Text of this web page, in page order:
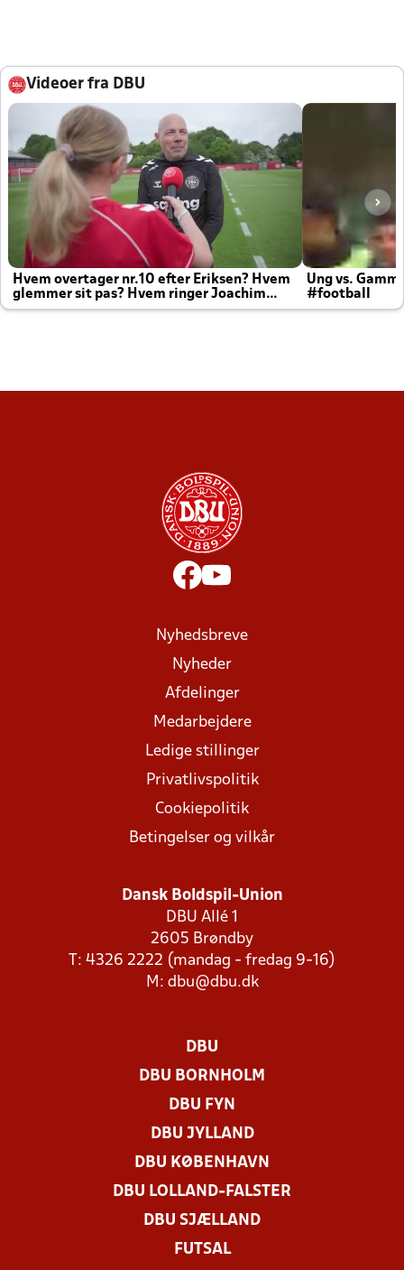
Videoer fra DBU
Hvem overtager nr.10 efter Eriksen? Hvem
glemmer sit pas? Hvem ringer Joachim
altid til efter kampe?
Ung vs.
#football
Nyhedsbreve
Nyheder
Afdelinger
Medarbejdere
Ledige stillinger
Privatlivspolitik
Cookiepolitik
Betingelser og vilkår
Dansk Boldspil-Union
DBU Allé 1
2605 Brøndby
T: 4326 2222 (mandag - fredag 9-16)
M: dbu@dbu.dk
DBU
DBU BORNHOLM
DBU FYN
DBU JYLLAND
DBU KØBENHAVN
DBU LOLLAND-FALSTER
DBU SJÆLLAND
FUTSAL